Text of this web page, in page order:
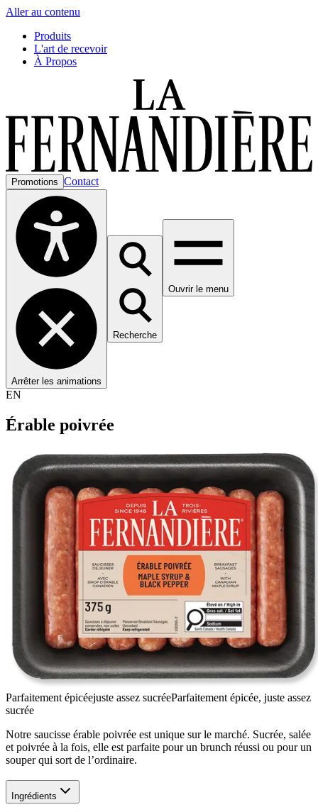
Aller au contenu
Produits
L'art de recevoir
À Propos
Promotions Contact
Arrêter les animations
Recherche
Ouvrir le menu
EN
Érable poivrée
Parfaitement épicéejuste assez sucréeParfaitement épicée, juste assez
sucrée
Notre saucisse érable poivrée est unique sur le marché. Sucrée, salée
et poivrée à la fois, elle est parfaite pour un brunch réussi ou pour un
souper qui sort de l’ordinaire.
Ingrédients